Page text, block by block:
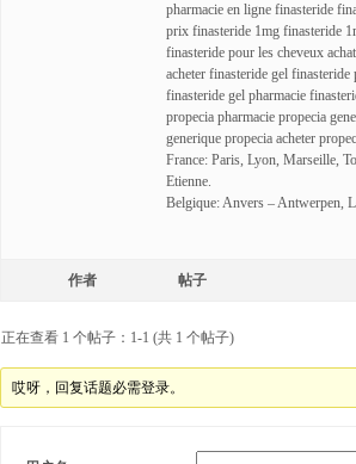
pharmacie en ligne finasteride
prix finasteride 1mg finasteride
finasteride pour les cheveux
acheter finasteride gel finasteride
finasteride gel pharmacie
propecia pharmacie propecia
generique propecia acheter
France: Paris, Lyon, Marseille,
Etienne.
Belgique: Anvers – Antwerpen,
作者 帖子
正在查看 1 个帖子：1-1 (共 1 个帖子)
哎呀，回复话题必需登录。